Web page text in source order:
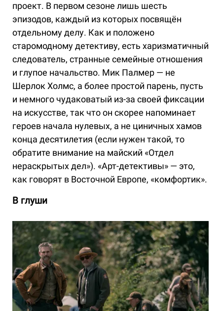
проект. В первом сезоне лишь шесть
эпизодов, каждый из которых посвящён
отдельному делу. Как и положено
старомодному детективу, есть харизматичный
следователь, странные семейные отношения
и глупое начальство. Мик Палмер — не
Шерлок Холмс, а более простой парень, пусть
и немного чудаковатый из-за своей фиксации
на искусстве, так что он скорее напоминает
героев начала нулевых, а не циничных хамов
конца десятилетия (если нужен такой, то
обратите внимание на майский «Отдел
нераскрытых дел»). «Арт-детективы» — это,
как говорят в Восточной Европе, «комфортик».
В глуши